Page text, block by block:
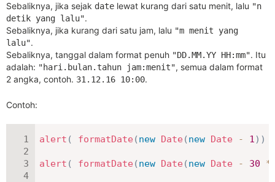
Sebaliknya, jika sejak date lewat kurang dari satu menit, lalu "n
detik yang lalu".
Sebaliknya, jika kurang dari satu jam, lalu "m menit yang
lalu".
Sebaliknya, tanggal dalam format penuh "DD.MM.YY HH:mm". Itu
adalah: "hari.bulan.tahun jam:menit", semua dalam format
2 angka, contoh. 31.12.16 10:00.
Contoh:
alert ( formatDate (new Date (new Date - 1) )
alert ( formatDate (new Date (new Date - 30 *